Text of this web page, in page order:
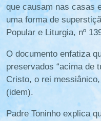
que causam nas casas
uma forma de
Popular e Liturgia, nº
O documento enfatiza
preservados “acima de
Cristo, o rei
(idem).
Padre Toninho explica